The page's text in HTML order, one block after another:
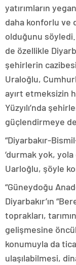
yatırımların
daha konforlu ve
olduğunu
de özellikle
şehirlerin
Uraloğlu,
ayırt etmeksizin
Yüzyılı’nda
güçlendirmeye
“Diyarbakır-
‘durmak yok,
Uarloğlu, şöyle
“Güneydoğu
Diyarbakır’ın
toprakları,
gelişmesine
konumuyla da
ulaşılabilmesi,